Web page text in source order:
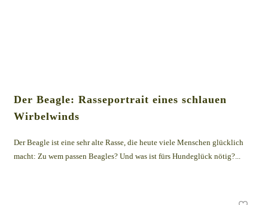
Der Beagle: Rasseportrait eines schlauen
Wirbelwinds
Der Beagle ist eine sehr alte Rasse, die heute viele Menschen glücklich
macht: Zu wem passen Beagles? Und was ist fürs Hundeglück nötig?...